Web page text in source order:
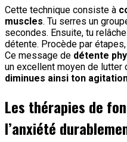
Cette technique consiste à
muscles. Tu serres un
secondes. Ensuite, tu
détente. Procède par
Ce message de détente
un excellent moyen de lutter
diminues ainsi ton
Les thérapies de
l’anxiété